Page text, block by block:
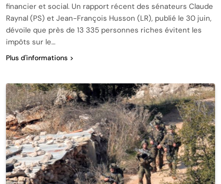
financier et social. Un rapport récent des sénateurs Claude
Raynal (PS) et Jean-François Husson (LR), publié le 30 juin,
dévoile que près de 13 335 personnes riches évitent les
impôts sur le…
Plus d'informations